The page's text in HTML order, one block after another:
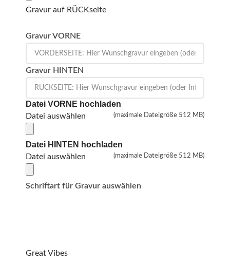
Gravur auf RÜCKseite
Gravur VORNE
Gravur HINTEN
Datei VORNE hochladen
Datei auswählen (maximale Dateigröße 512 MB)
Datei HINTEN hochladen
Datei auswählen (maximale Dateigröße 512 MB)
Schriftart für Gravur auswählen
Great Vibes